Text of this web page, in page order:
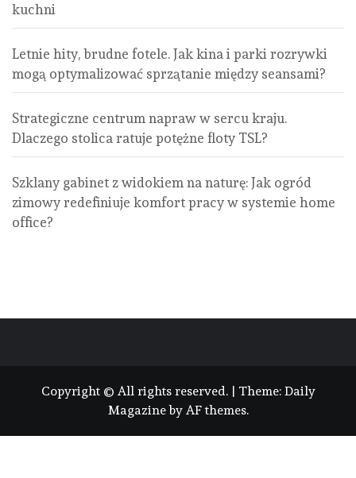
kuchni
Letnie hity, brudne fotele. Jak kina i parki rozrywki
mogą optymalizować sprzątanie między seansami?
Strategiczne centrum napraw w sercu kraju.
Dlaczego stolica ratuje potężne floty TSL?
Szklany gabinet z widokiem na naturę: Jak ogród
zimowy redefiniuje komfort pracy w systemie home
office?
Copyright © All rights reserved. | Theme: Daily
Magazineby AF themes.